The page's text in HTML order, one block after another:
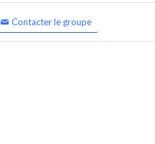
Contacter le groupe